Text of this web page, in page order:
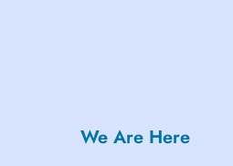
We Are Here